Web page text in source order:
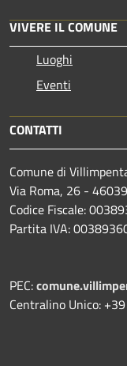
VIVERE IL COMUNE
Luoghi
Eventi
CONTATTI
Comune di
Via Roma, 26 -
Codice Fiscale:
Partita IVA:
PEC:
Centralino Unico: